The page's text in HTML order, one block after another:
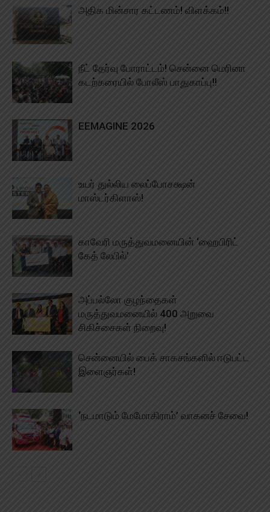
அதிக மின்சார கட்டணம்! விளக்கம்!!
நீட் தேர்வு போராட்டம்! சென்னை மெரினா
கடற்கரையில் போலீஸ் பாதுகாப்பு!!
EEMAGINE 2026
உயர் துல்லிய லைப்போசக்ஷன்
மாஸ்டர்கிளாஸ்!
காவேரி மருத்துவமனையின் ‘ஹைபிரிட்
கேத் லேபில்’
அப்பல்லோ குழந்தைகள்
மருத்துவமனையில் 400 அறுவை
சிகிச்சைகள் நிறைவு!
சென்னையில் பைக் சாகசங்களில் ஈடுபட்ட
இளைஞர்கள்!
‘நடமாடும் மேமோகிராம்’ வாகனச் சேவை!